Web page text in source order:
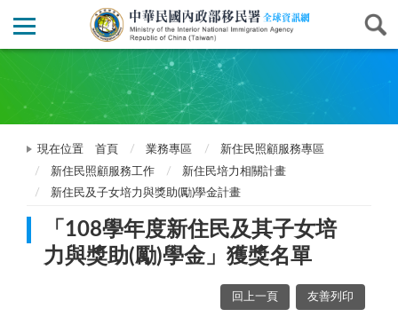
現在位置 首頁 業務專區
新住民照顧服務專區
新住民照顧服務工作
新住民培力相關計畫
新住民及子女培力與獎助(勵)學金計畫
「108學年度新住民及其子女培
力與獎助(勵)學金」獲獎名單
回上一頁 友善列印